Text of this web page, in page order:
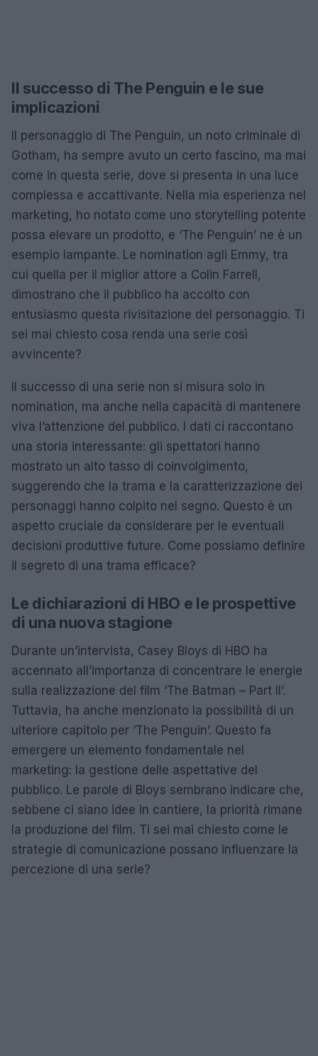
Il successo di The Penguin e le sue
implicazioni
Il personaggio di The Penguin, un noto criminale di
Gotham, ha sempre avuto un certo fascino, ma mai
come in questa serie, dove si presenta in una luce
complessa e accattivante. Nella mia esperienza nel
marketing, ho notato come uno storytelling potente
possa elevare un prodotto, e ‘The Penguin’ ne è un
esempio lampante. Le nomination agli Emmy, tra
cui quella per il miglior attore a Colin Farrell,
dimostrano che il pubblico ha accolto con
entusiasmo questa rivisitazione del personaggio. Ti
sei mai chiesto cosa renda una serie così
avvincente?
Il successo di una serie non si misura solo in
nomination, ma anche nella capacità di mantenere
viva l’attenzione del pubblico. I dati ci raccontano
una storia interessante: gli spettatori hanno
mostrato un alto tasso di coinvolgimento,
suggerendo che la trama e la caratterizzazione dei
personaggi hanno colpito nel segno. Questo è un
aspetto cruciale da considerare per le eventuali
decisioni produttive future. Come possiamo definire
il segreto di una trama efficace?
Le dichiarazioni di HBO e le prospettive
di una nuova stagione
Durante un’intervista, Casey Bloys di HBO ha
accennato all’importanza di concentrare le energie
sulla realizzazione del film ‘The Batman – Part II’.
Tuttavia, ha anche menzionato la possibilità di un
ulteriore capitolo per ‘The Penguin’. Questo fa
emergere un elemento fondamentale nel
marketing: la gestione delle aspettative del
pubblico. Le parole di Bloys sembrano indicare che,
sebbene ci siano idee in cantiere, la priorità rimane
la produzione del film. Ti sei mai chiesto come le
strategie di comunicazione possano influenzare la
percezione di una serie?